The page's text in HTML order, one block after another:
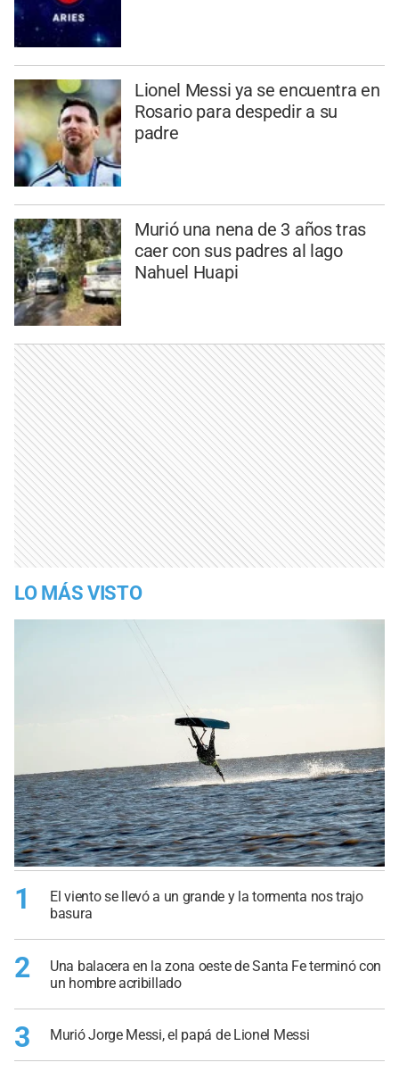
Lionel Messi ya se encuentra en
Rosario para despedir a su
padre
Murió una nena de 3 años tras
caer con sus padres al lago
Nahuel Huapi
LO MÁS VISTO
1
El viento se llevó a un grande y la tormenta nos trajo
basura
2
Una balacera en la zona oeste de Santa Fe terminó con
un hombre acribillado
3 Murió Jorge Messi, el papá de Lionel Messi